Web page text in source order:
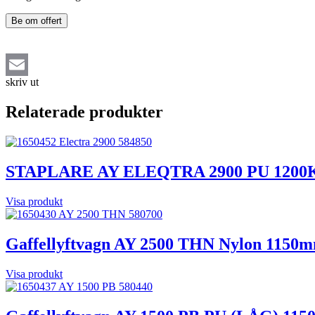
Be om offert
Email
skriv ut
Relaterade produkter
STAPLARE AY ELEQTRA 2900 PU
Visa produkt
Gaffellyftvagn AY 2500 THN Nylon
Visa produkt